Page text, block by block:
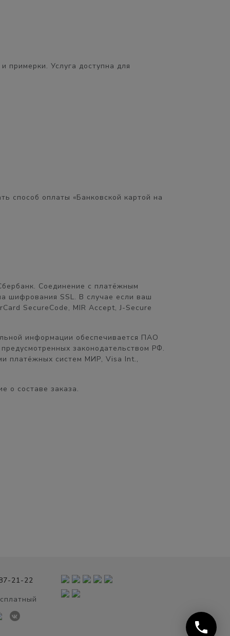
примерки. Услуга доступна для
способ оплаты «Банковской картой на
Соединение с платёжным
шифрования SSL. В случае если ваш
SecureCode, MIR Accept, J-Secure
информации обеспечивается ПАО
законодательством РФ.
платёжных систем МИР, Visa Int.,
о составе заказа.
21-22
phone